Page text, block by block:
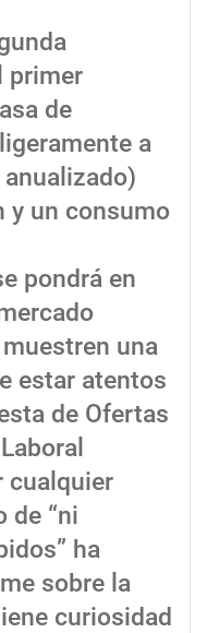
primer
de
a
anualizado)
y un consumo
pondrá en
muestren una
estar atentos
de Ofertas
cualquier
de “ni
ha
sobre la
curiosidad